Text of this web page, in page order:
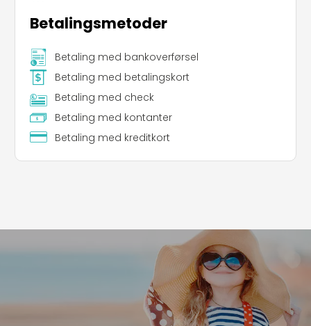
Betalingsmetoder
Betaling med bankoverførsel
Betaling med betalingskort
Betaling med check
Betaling med kontanter
Betaling med kreditkort